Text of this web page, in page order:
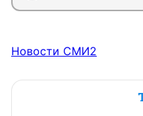
Новости СМИ2